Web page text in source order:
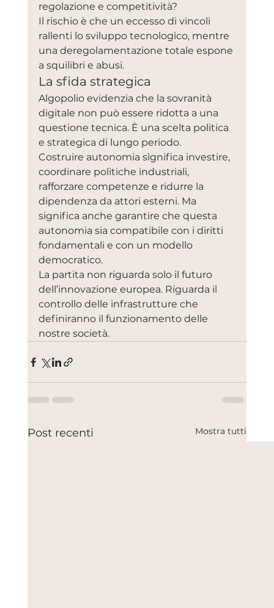
regolazione e competitività?
Il rischio è che un eccesso di vincoli
rallenti lo sviluppo tecnologico, mentre
una deregolamentazione totale espone
a squilibri e abusi.
La sfida strategica
Algopolio evidenzia che la sovranità
digitale non può essere ridotta a una
questione tecnica. È una scelta politica
e strategica di lungo periodo.
Costruire autonomia significa investire,
coordinare politiche industriali,
rafforzare competenze e ridurre la
dipendenza da attori esterni. Ma
significa anche garantire che questa
autonomia sia compatibile con i diritti
fondamentali e con un modello
democratico.
La partita non riguarda solo il futuro
dell’innovazione europea. Riguarda il
controllo delle infrastrutture che
definiranno il funzionamento delle
nostre società.
Post recenti Mostra tutti